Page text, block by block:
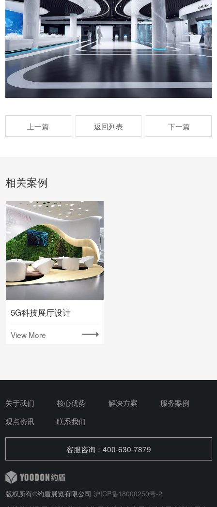
上一篇 返回列表 下一篇
相关案例
5G科技展厅设计
View More
关于我们 核心优势 解决方案
服务案例
观点资讯
联系我们
客服咨询：400-630-7879
版权所有©约盾展览有限公司 沪ICP备18000250号-2